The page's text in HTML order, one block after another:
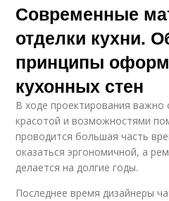
Современные
отделки кухни.
принципы
кухонных стен
В ходе проектирования
красотой и возможностями
проводится большая часть
оказаться эргономичной, а
делается на долгие годы.
Последнее время дизайнеры